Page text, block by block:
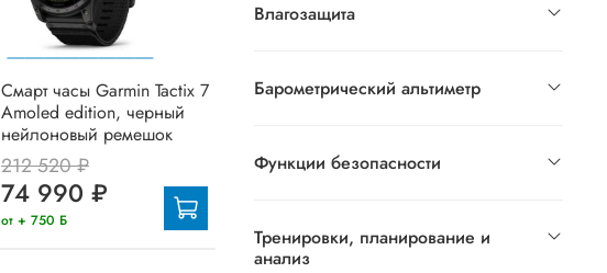
Смарт часы Garmin Tactix 7
Amoled edition, черный
нейлоновый ремешок
212 520 ₽
74 990 ₽
от + 750 Б
Влагозащита
Барометрический альтиметр
Функции безопасности
Тренировки, планирование и
анализ